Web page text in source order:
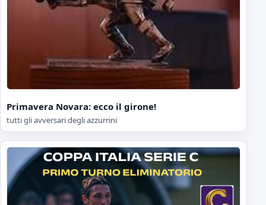
Primavera Novara: ecco il girone!
tutti gli avversari degli azzurrini